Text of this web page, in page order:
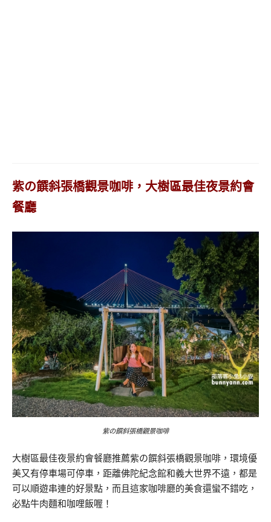
紫の饌斜張橋觀景咖啡，大樹區最佳夜景約會
餐廳
紫の饌斜張橋觀景咖啡
大樹區最佳夜景約會餐廳推薦紫の饌斜張橋觀景咖啡，環境優
美又有停車場可停車，距離佛陀紀念館和義大世界不遠，都是
可以順遊串連的好景點，而且這家咖啡廳的美食還蠻不錯吃，
必點牛肉麵和咖哩飯喔！